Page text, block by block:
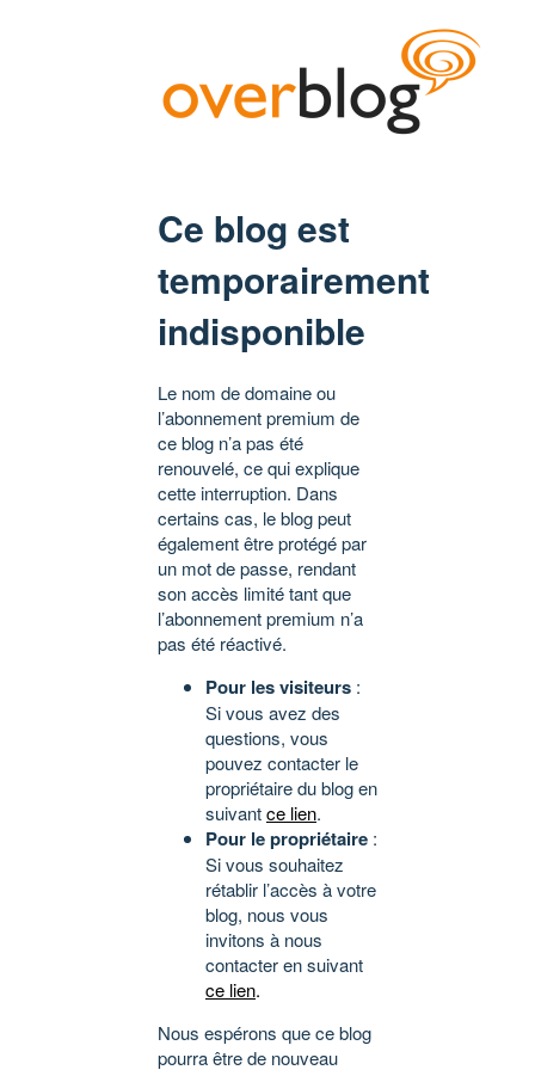
Ce blog est
temporairement
indisponible
Le nom de domaine ou
l’abonnement premium de
ce blog n’a pas été
renouvelé, ce qui explique
cette interruption. Dans
certains cas, le blog peut
également être protégé par
un mot de passe, rendant
son accès limité tant que
l’abonnement premium n’a
pas été réactivé.
Pour les visiteurs :
Si vous avez des
questions, vous
pouvez contacter le
propriétaire du blog en
suivantce lien.
Pour le propriétaire :
Si vous souhaitez
rétablir l’accès à votre
blog, nous vous
invitons à nous
contacter en suivant
ce lien.
Nous espérons que ce blog
pourra être de nouveau